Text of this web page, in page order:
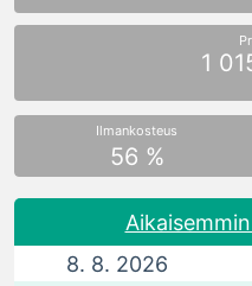
1
Ilmankosteus
56 %
8. 8. 2026